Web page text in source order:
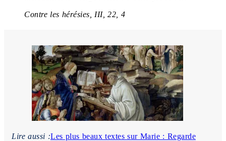
Contre les hérésies, III, 22, 4
Lire aussi :Les plus beaux textes sur Marie : Regarde